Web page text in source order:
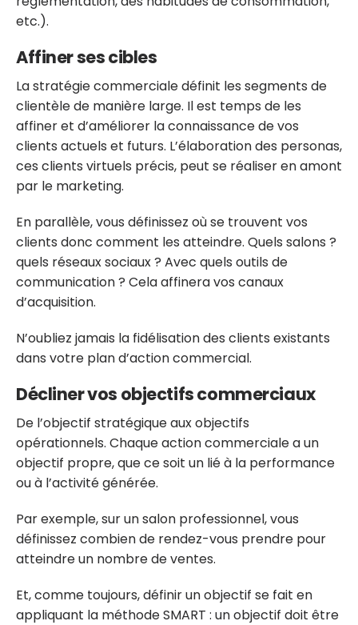
etc.).
Affiner ses cibles
La stratégie commerciale définit les segments de
clientèle de manière large. Il est temps de les
affiner et d’améliorer la connaissance de vos
clients actuels et futurs. L’élaboration des personas,
ces clients virtuels précis, peut se réaliser en amont
par le marketing.
En parallèle, vous définissez où se trouvent vos
clients donc comment les atteindre. Quels salons ?
quels réseaux sociaux ? Avec quels outils de
communication ? Cela affinera vos canaux
d’acquisition.
N’oubliez jamais la fidélisation des clients existants
dans votre plan d’action commercial.
Décliner vos objectifs commerciaux
De l’objectif stratégique aux objectifs
opérationnels. Chaque action commerciale a un
objectif propre, que ce soit un lié à la performance
ou à l’activité générée.
Par exemple, sur un salon professionnel, vous
définissez combien de rendez-vous prendre pour
atteindre un nombre de ventes.
Et, comme toujours, définir un objectif se fait en
appliquant la méthode SMART : un objectif doit être